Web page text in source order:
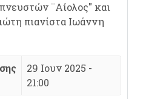
¨Αίολος" και
πιανίστα Ιωάννη
29 Ιουν 2025 -
21:00